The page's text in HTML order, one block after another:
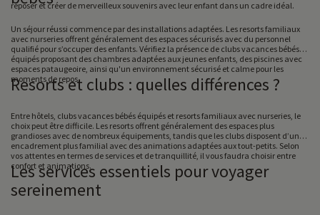
reposer et créer de merveilleux souvenirs avec leur enfant dans un cadre idéal.
Un séjour réussi commence par des installations adaptées. Les resorts familiaux
avec nurseries offrent généralement des espaces sécurisés avec du personnel
qualifié pour s’occuper des enfants. Vérifiez la présence de clubs vacances bébés
équipés proposant des chambres adaptées aux jeunes enfants, des piscines avec
espaces pataugeoire, ainsi qu'un environnement sécurisé et calme pour les
moments de repos.
Resorts et clubs : quelles différences ?
Entre hôtels, clubs vacances bébés équipés et resorts familiaux avec nurseries, le
choix peut être difficile. Les resorts offrent généralement des espaces plus
grandioses avec de nombreux équipements, tandis que les clubs disposent d’un
encadrement plus familial avec des animations adaptées aux tout-petits. Selon
vos attentes en termes de services et de tranquillité, il vous faudra choisir entre
confort et animations.
Les services essentiels pour voyager
sereinement